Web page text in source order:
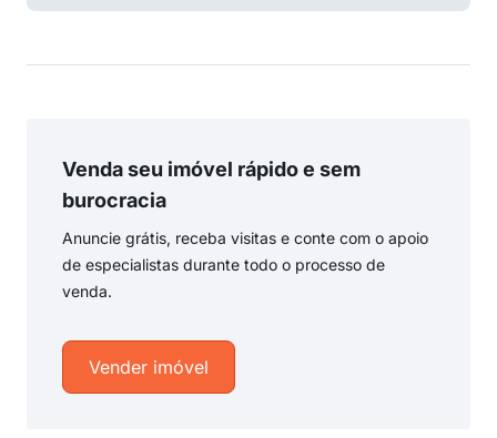
Venda seu imóvel rápido e sem
burocracia
Anuncie grátis, receba visitas e conte com o apoio
de especialistas durante todo o processo de
venda.
Vender imóvel